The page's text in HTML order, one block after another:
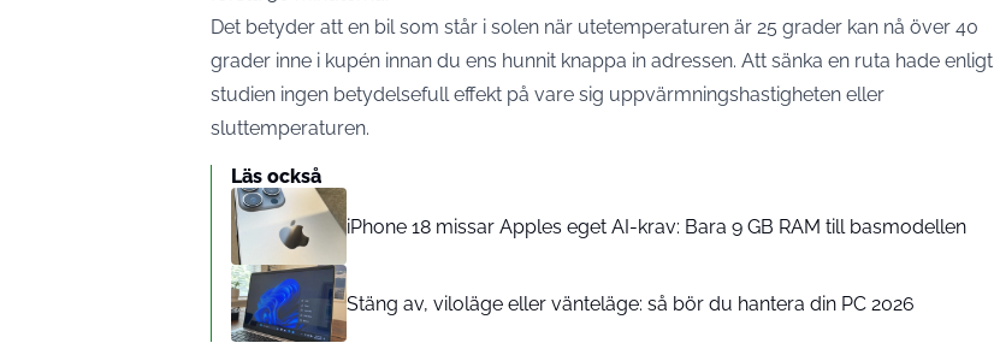
Det betyder att en bil som står i solen när utetemperaturen är 25 grader kan nå över 40
grader inne i kupén innan du ens hunnit knappa in adressen. Att sänka en ruta hade enligt
studien ingen betydelsefull effekt på vare sig uppvärmningshastigheten eller
sluttemperaturen.
Läs också
iPhone 18 missar Apples eget AI-krav: Bara 9 GB RAM till basmodellen
Stäng av, viloläge eller vänteläge: så bör du hantera din PC 2026